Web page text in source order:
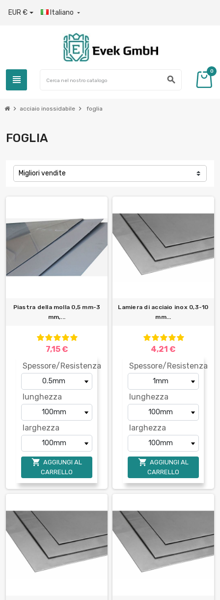
EUR € Italiano 
view_headline search
0
chevron_right acciaio inossidabile chevron_right foglia
FOGLIA
Migliori vendite
Piastra della molla 0,5 mm-3
mm,...
7,15 €
Spessore/Resistenza
lunghezza
larghezza
 AGGIUNGI AL
CARRELLO
Lamiera di acciaio inox 0,3-10
mm...
4,21 €
Spessore/Resistenza
lunghezza
larghezza
 AGGIUNGI AL
CARRELLO